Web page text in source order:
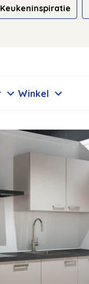
Keukeninspiratie
Winkel